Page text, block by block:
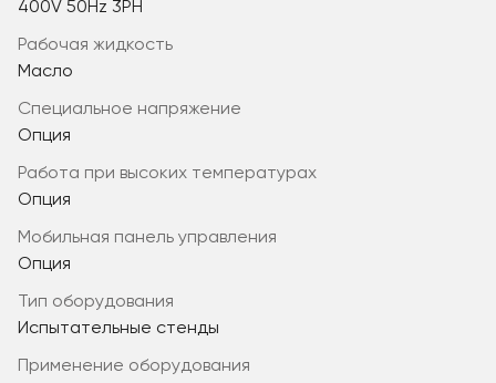
400V 50Hz 3PH
рабочая жидкость
Масло
специальное напряжение
Опция
работа при высоких температурах
Опция
мобильная панель управления
Опция
Тип оборудования
Испытательные стенды
Применение оборудования